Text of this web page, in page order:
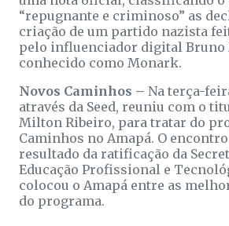
“repugnante e criminoso” as
criação de um partido nazista
pelo influenciador digital Bruno
conhecido como Monark.
Novos Caminhos – Na terça-
através da Seed, reuniu com o
Milton Ribeiro, para tratar do
Caminhos no Amapá. O
resultado da ratificação da
Educação Profissional e
colocou o Amapá entre as
do programa.